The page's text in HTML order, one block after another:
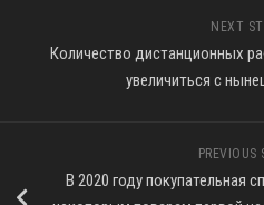
NEXT
Количество дистанционных
увеличиться с
PREVIOUS
В 2020 году покупательная